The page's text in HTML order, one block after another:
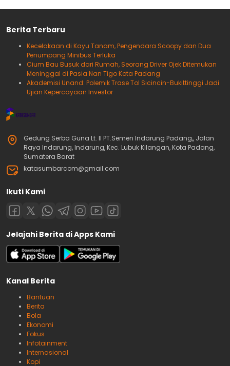
Berita Terbaru
Kecelakaan di Kayu Tanam, Pengendara Scoopy dan Dua
Penumpang Minibus Terluka
Cium Bau Busuk dari Rumah, Seorang Driver Ojek Ditemukan
Meninggal di Pasia Nan Tigo Kota Padang
Akademisi Unand: Polemik Trase Tol Sicincin-Bukittinggi Jadi
Ujian Kepercayaan Investor
Gedung Serba Guna Lt. II PT.Semen Indarung Padang,, Jalan
Raya Indarung, Indarung, Kec. Lubuk Kilangan, Kota Padang,
Sumatera Barat
katasumbarcom@gmail.com
Ikuti Kami
Jelajahi Berita di Apps Kami
Kanal Berita
Bantuan
Berita
Bola
Ekonomi
Fokus
Infotainment
Internasional
Kopi